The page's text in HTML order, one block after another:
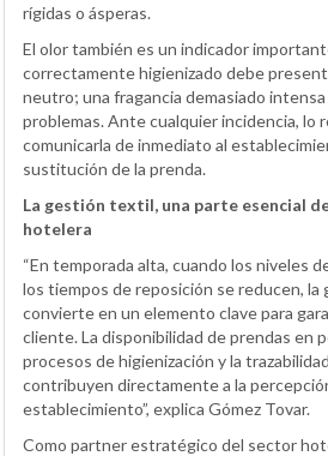
rígidas o ásperas.
El olor también es un indicador
correctamente higienizado debe
neutro; una fragancia demasiado
problemas. Ante cualquier incidencia, lo
comunicarla de inmediato al
sustitución de la prenda.
La gestión textil, una parte esencial
hotelera
“En temporada alta, cuando los niveles
los tiempos de reposición se reducen,
convierte en un elemento clave para
cliente. La disponibilidad de prendas en
procesos de higienización y la
contribuyen directamente a la
establecimiento”, explica Gómez Tovar.
Como partner estratégico del sector